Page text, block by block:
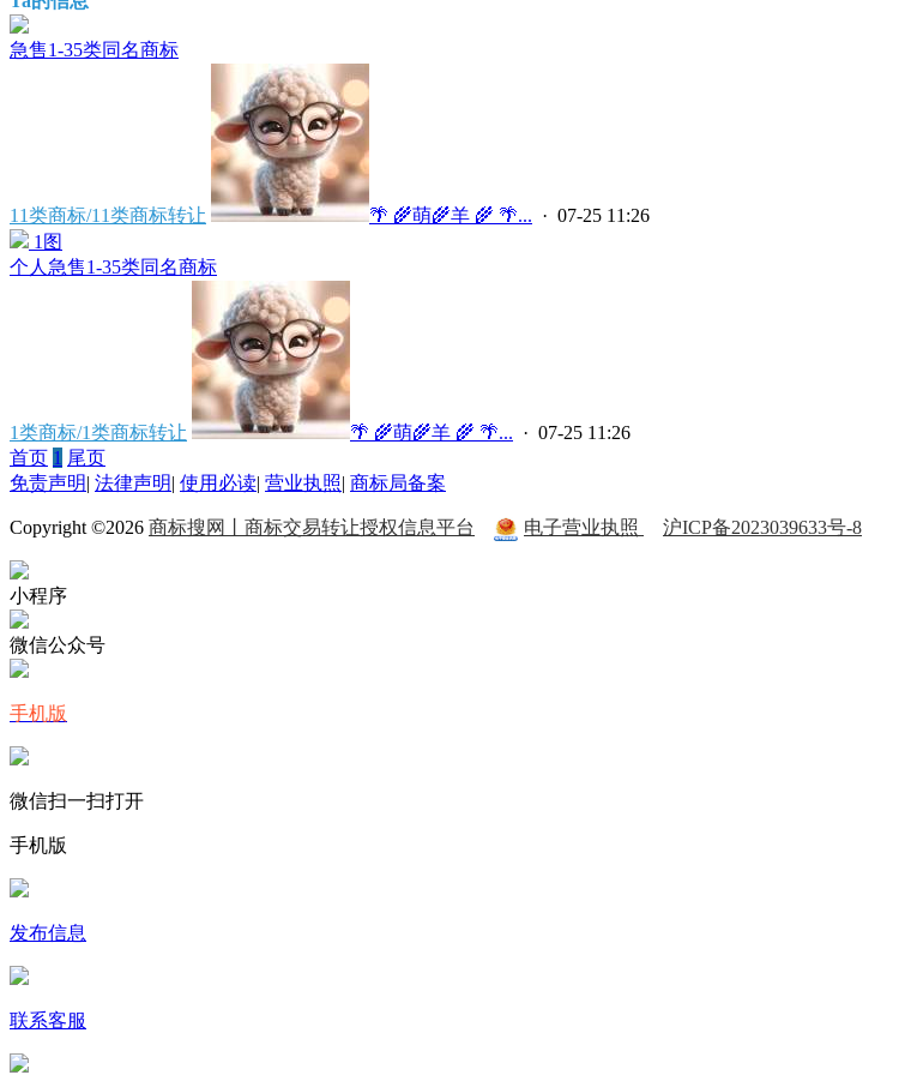
急售1-35类同名商标
11类商标/11类商标转让 🌴 🌾萌🌾羊 🌾 🌴... · 07-25 11:26
1图
个人急售1-35类同名商标
1类商标/1类商标转让 🌴 🌾萌🌾羊 🌾 🌴... · 07-25 11:26
首页 1 尾页
免责声明| 法律声明| 使用必读| 营业执照| 商标局备案
Copyright ©2026 商标搜网丨商标交易转让授权信息平台 电子营业执照 沪ICP备2023039633号-8
小程序
微信公众号
手机版
微信扫一扫打开
手机版
发布信息
联系客服